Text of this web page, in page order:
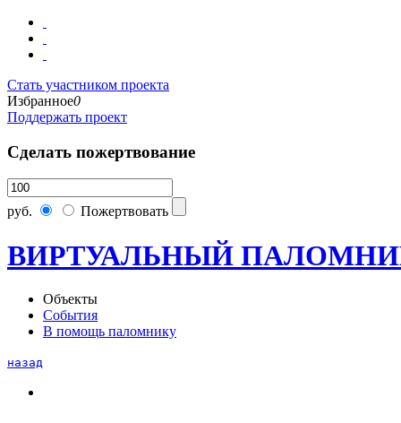
Стать участником проекта
Избранное0
Поддержать проект
Сделать пожертвование
руб. Пожертвовать
ВИРТУАЛЬНЫЙ
Объекты
События
В помощь паломнику
назад